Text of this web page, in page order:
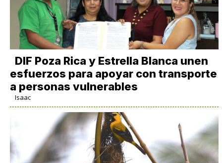
DIF Poza Rica y Estrella Blanca unen
esfuerzos para apoyar con transporte
a personas vulnerables
Isaac